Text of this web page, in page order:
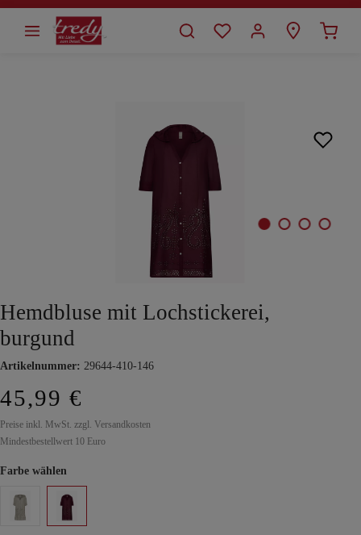
springen
Hemdbluse mit Lochstickerei,
burgund
Artikelnummer: 29644-410-146
45,99 €
Preise inkl. MwSt. zzgl. Versandkosten
Mindestbestellwert 10 Euro
Farbe wählen